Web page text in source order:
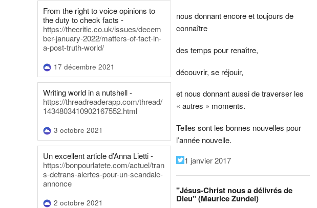
From the right to voice opinions to
the duty to check facts -
https://thecritic.co.uk/issues/decem
ber-january-2022/matters-of-fact-in-
a-post-truth-world/
17 décembre 2021
Writing world in a nutshell -
https://threadreaderapp.com/thread/
1434803410902167552.html
3 octobre 2021
Un excellent article d’Anna Lietti -
https://bonpourlatete.com/actuel/tran
s-detrans-alertes-pour-un-scandale-
annonce
2 octobre 2021
nous donnant encore et toujours de
connaître
des temps pour renaître,
découvrir, se réjouir,
et nous donnant aussi de traverser les
« autres » moments.
Telles sont les bonnes nouvelles pour
l’année nouvelle.
1 janvier 2017
"Jésus-Christ nous a délivrés de
Dieu" (Maurice Zundel)